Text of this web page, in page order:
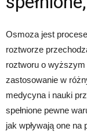
Osmoza jest
roztworze
roztworu o
zastosowanie w
medycyna i nauki
spełnione pewne
jak wpływają one na